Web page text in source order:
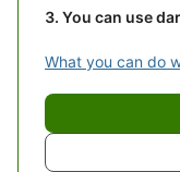
You can use
What you can do